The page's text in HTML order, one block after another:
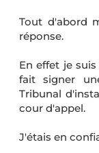
Tout d'abord
réponse.
En effet je
fait signer
Tribunal
cour d'appel.
J'étais en